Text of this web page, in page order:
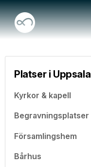
Platser i Uppsala
Kyrkor & kapell
Begravningsplatser
Församlingshem
Bårhus